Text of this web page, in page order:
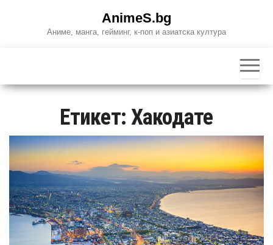
AnimeS.bg
Аниме, манга, гейминг, к-поп и азиатска култура
Етикет: Хакодате